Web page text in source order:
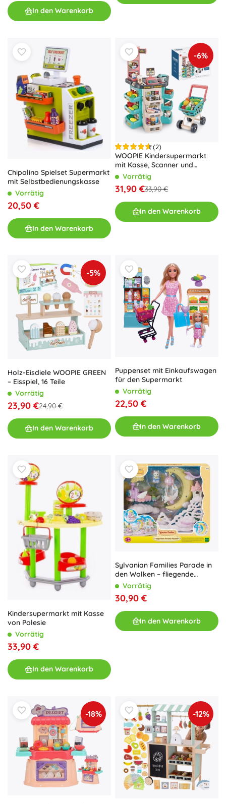
In den Warenkorb
Chipolino Spielset Supermarkt
mit Selbstbedienungskasse
Vorrätig
20,50 €
In den Warenkorb
-6%
(2)
WOOPIE Kindersupermarkt
mit Kasse, Scanner und
Einkaufswagen – 47
Zubehörteile
Vorrätig
31,90 €33,90 €
In den Warenkorb
-5%
Holz-Eisdiele WOOPIE GREEN
– Eisspiel, 16 Teile
Vorrätig
23,90 €24,90 €
In den Warenkorb
Puppenset mit Einkaufswagen
für den Supermarkt
Vorrätig
22,50 €
In den Warenkorb
Kindersupermarkt mit Kasse
von Polesie
Vorrätig
33,90 €
In den Warenkorb
Sylvanian Families Parade in
den Wolken – fliegende
Lokomotive mit
Mondplattform und Flugzeug
Vorrätig
30,90 €
In den Warenkorb
-18% -12%